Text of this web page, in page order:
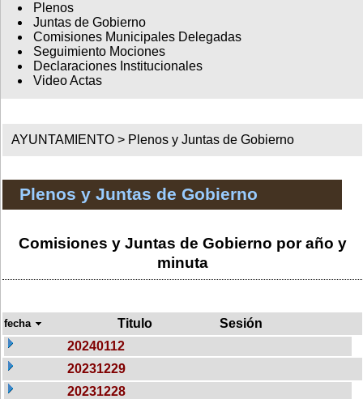
Plenos
Juntas de Gobierno
Comisiones Municipales Delegadas
Seguimiento Mociones
Declaraciones Institucionales
Video Actas
AYUNTAMIENTO > Plenos y Juntas de Gobierno
Plenos y Juntas de Gobierno
Comisiones y Juntas de Gobierno por año y
minuta
fecha Titulo
Sesión
20240112
20231229
20231228